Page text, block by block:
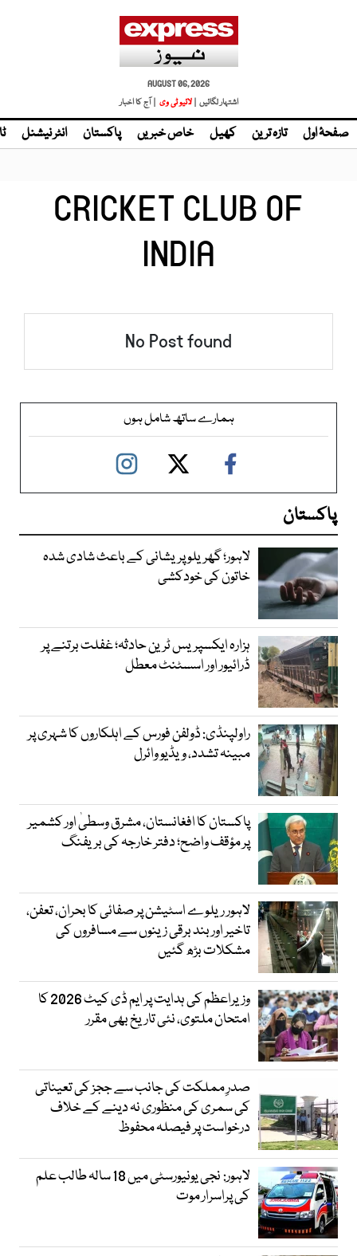
AUGUST 06, 2026
اشتہار لگائیں | لائیو ٹی وی | آج کا اخبار
صفحۂ اول تازہ ترین کھیل خاص خبریں پاکستان انٹر نیشنل
CRICKET CLUB OF
INDIA
No Post found
ہمارے ساتھ شامل ہوں
پاکستان
لاہور؛ گھریلو پریشانی کے باعث شادی شدہ
خاتون کی خودکشی
ہزارہ ایکسپریس ٹرین حادثہ؛ غفلت برتنے پر
ڈرائیور اور اسسٹنٹ معطل
راولپنڈی: ڈولفن فورس کے اہلکاروں کا شہری پر
مبینہ تشدد، ویڈیو وائرل
پاکستان کا افغانستان، مشرق وسطیٰ اور کشمیر
پر مؤقف واضح؛ دفتر خارجہ کی بریفنگ
لاہور ریلوے اسٹیشن پر صفائی کا بحران، تعفن،
تاخیر اور بند برقی زینوں سے مسافروں کی
مشکلات بڑھ گئیں
وزیراعظم کی ہدایت پر ایم ڈی کیٹ 2026 کا
امتحان ملتوی، نئی تاریخ بھی مقرر
صدرِ مملکت کی جانب سے ججز کی تعیناتی
کی سمری کی منظوری نہ دینے کے خلاف
درخواست پر فیصلہ محفوظ
لاہور: نجی یونیورسٹی میں 18 سالہ طالب علم
کی پراسرار موت